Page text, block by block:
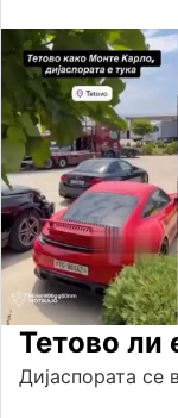
Тетово ли
Дијаспората се